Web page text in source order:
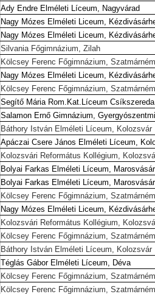
Ady Endre Elméleti Líceum, Nagyvárad
Nagy Mózes Elméleti Liceum,
Nagy Mózes Elméleti Liceum,
Silvania Főgimnázium, Zilah
Kölcsey Ferenc Főgimnázium,
Nagy Mózes Elméleti Liceum,
Kölcsey Ferenc Főgimnázium,
Segítő Mária Rom.Kat.Líceum Csíkszereda
Salamon Ernő Gimnázium,
Báthory István Elméleti Líceum, Kolozsvár
Apáczai Csere János Elméleti Líceum,
Kolozsvári Református Kollégium,
Bolyai Farkas Elméleti Líceum,
Bolyai Farkas Elméleti Líceum,
Kölcsey Ferenc Főgimnázium,
Nagy Mózes Elméleti Liceum,
Kolozsvári Református Kollégium,
Kölcsey Ferenc Főgimnázium,
Báthory István Elméleti Líceum, Kolozsvár
Téglás Gábor Elméleti Líceum, Déva
Kölcsey Ferenc Főgimnázium,
Kölcsey Ferenc Főgimnázium,